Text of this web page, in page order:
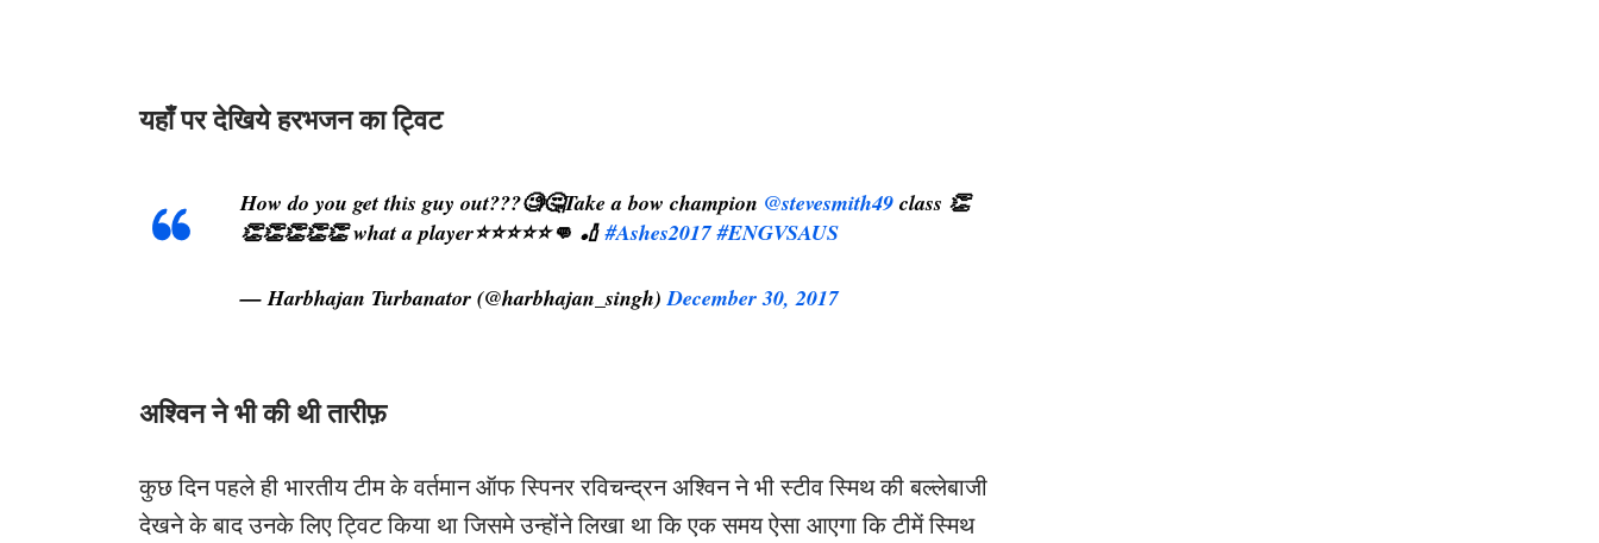
यहाँ पर देखिये हरभजन का ट्विट
How do you get this guy out???🧐🤔Take a bow champion @stevesmith49 class 👏
👏👏👏👏👏 what a player⭐️⭐️⭐️⭐️⭐️👊 🏏#Ashes2017 #ENGVSAUS
— Harbhajan Turbanator (@harbhajan_singh)December 30, 2017
अश्विन ने भी की थी तारीफ़
कुछ दिन पहले ही भारतीय टीम के वर्तमान ऑफ स्पिनर रविचन्द्रन अश्विन ने भी स्टीव स्मिथ की बल्लेबाजी
देखने के बाद उनके लिए ट्विट किया था जिसमे उन्होंने लिखा था कि एक समय ऐसा आएगा कि टीमें स्मिथ